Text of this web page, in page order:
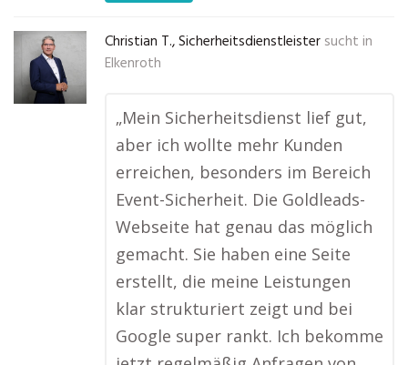
Christian T., Sicherheitsdienstleister sucht in
Elkenroth
„Mein Sicherheitsdienst lief gut,
aber ich wollte mehr Kunden
erreichen, besonders im Bereich
Event-Sicherheit. Die Goldleads-
Webseite hat genau das möglich
gemacht. Sie haben eine Seite
erstellt, die meine Leistungen
klar strukturiert zeigt und bei
Google super rankt. Ich bekomme